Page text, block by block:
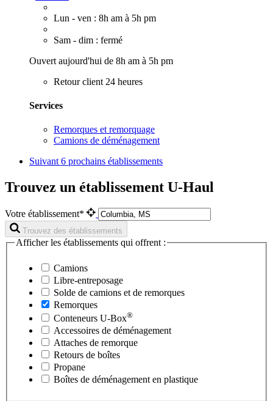
Lun - ven : 8h am à 5h pm
Sam - dim : fermé
Ouvert aujourd'hui de 8h am à 5h pm
Retour client 24 heures
Services
Remorques et remorquage
Camions de déménagement
Suivant 6 prochains établissements
Trouvez un établissement U-Haul
Votre établissement*
Trouvez des établissements
Afficher les établissements qui offrent :
Camions
Libre-entreposage
Solde de camions et de remorques
Remorques
Conteneurs U-Box®
Accessoires de déménagement
Attaches de remorque
Retours de boîtes
Propane
Boîtes de déménagement en plastique